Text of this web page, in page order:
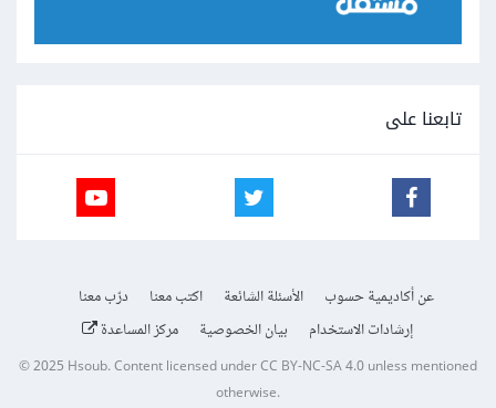
تابعنا على
عن أكاديمية حسوب الأسئلة الشائعة اكتب معنا
درّب معنا
إرشادات الاستخدام
بيان الخصوصية مركز المساعدة
© 2025Hsoub.Content licensed underCC BY-NC-SA 4.0unless mentioned
otherwise.